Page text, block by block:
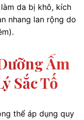
da bị khô, kích
nhang lan rộng do
Ẩm
Sắc Tố
thể áp dụng quy